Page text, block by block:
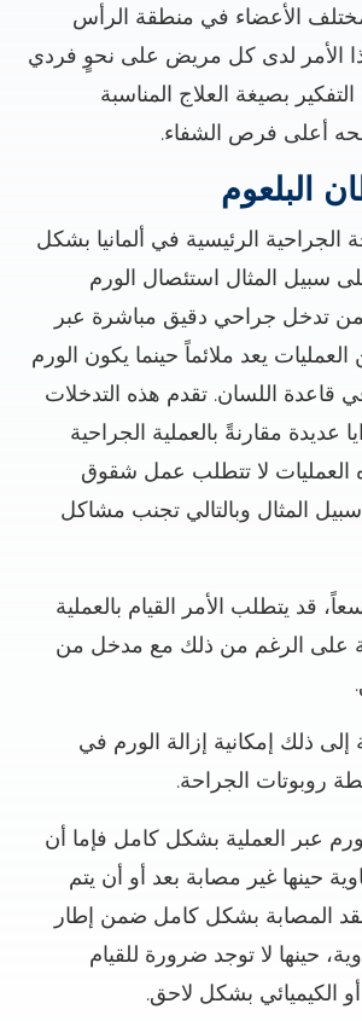
لمختلف الأعضاء في منطقة الرأس
الأمر لدى كل مريض على نحوٍ فردي
بصيغة العلاج المناسبة
أعلى فرص الشفاء.
البلعوم
الجراحية الرئيسية في ألمانيا بشكل
سبيل المثال استئصال الورم
تدخل جراحي دقيق مباشرة عبر
العمليات يعد ملائماً حينما يكون الورم
قاعدة اللسان. تقدم هذه التدخلات
عديدة مقارنةً بالعملية الجراحية
العمليات لا تتطلب عمل شقوق
المثال وبالتالي تجنب مشاكل
قد يتطلب الأمر القيام بالعملية
على الرغم من ذلك مع مدخل من
إلى ذلك إمكانية إزالة الورم في
روبوتات الجراحة.
عبر العملية بشكل كامل فإما أن
حينها غير مصابة بعد أو أن يتم
المصابة بشكل كامل ضمن إطار
حينها لا توجد ضرورة للقيام
الكيميائي بشكل لاحق.